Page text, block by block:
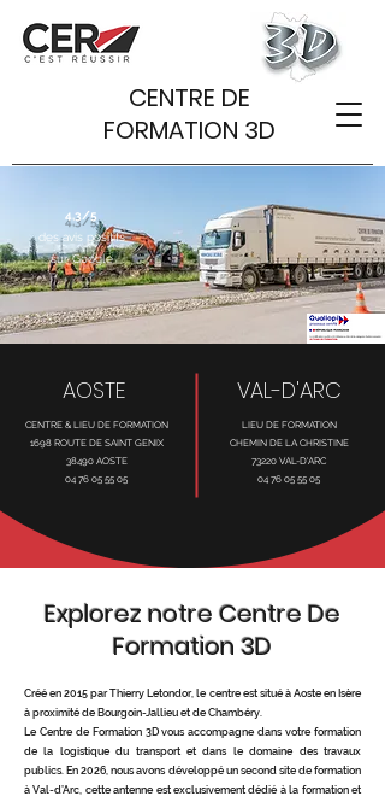
CENTRE DE
FORMATION 3D
4,3/5
des avis positifs
sur Google
AOSTE VAL-D'ARC
CENTRE & LIEU DE FORMATION
1698 ROUTE DE SAINT GENIX
38490 AOSTE
04 76 05 55 05
LIEU DE FORMATION
CHEMIN DE LA CHRISTINE
73220 VAL-D'ARC
04 76 05 55 05
Explorez notre Centre De
Formation 3D
Créé en 2015 par Thierry Letondor, le centre est situé à Aoste en Isère
à proximité de Bourgoin-Jallieu et de Chambéry.
Le Centre de Formation 3D vous accompagne dans votre formation
de la logistique du transport et dans le domaine des travaux
publics. En 2026, nous avons développé un second site de formation
à Val-d’Arc, cette antenne est exclusivement dédié à la formation et